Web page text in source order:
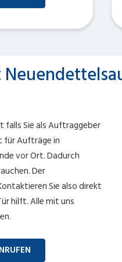
falls Sie als Auftraggeber
für Aufträge in
vor Ort. Dadurch
Der
Sie also direkt
hilft. Alle mit uns